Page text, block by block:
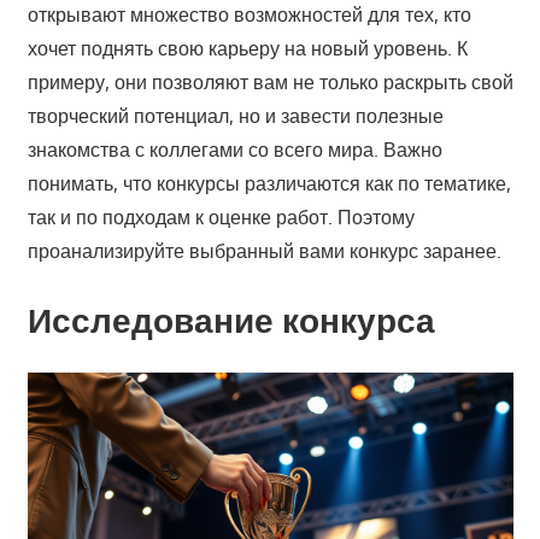
открывают множество возможностей для тех, кто
хочет поднять свою карьеру на новый уровень. К
примеру, они позволяют вам не только раскрыть свой
творческий потенциал, но и завести полезные
знакомства с коллегами со всего мира. Важно
понимать, что конкурсы различаются как по тематике,
так и по подходам к оценке работ. Поэтому
проанализируйте выбранный вами конкурс заранее.
Исследование конкурса